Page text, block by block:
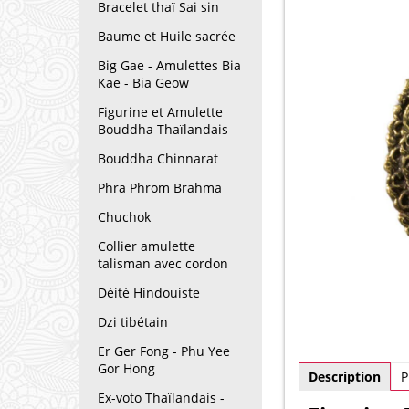
Bracelet thaï Sai sin
Baume et Huile sacrée
Big Gae - Amulettes Bia
Kae - Bia Geow
Figurine et Amulette
Bouddha Thaïlandais
Bouddha Chinnarat
Phra Phrom Brahma
Chuchok
Collier amulette
talisman avec cordon
Déité Hindouiste
Dzi tibétain
Er Ger Fong - Phu Yee
Gor Hong
Ex-voto Thaïlandais -
Description